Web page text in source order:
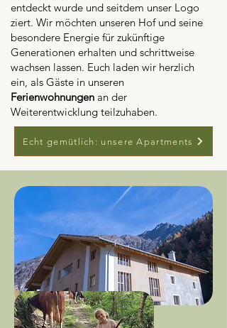
entdeckt wurde und seitdem unser Logo
ziert. Wir möchten unseren Hof und seine
besondere Energie für zukünftige
Generationen erhalten und schrittweise
wachsen lassen. Euch laden wir herzlich
ein, als Gäste in unseren
Ferienwohnungen an der
Weiterentwicklung teilzuhaben.
Echt gemütlich: unsere Apartments